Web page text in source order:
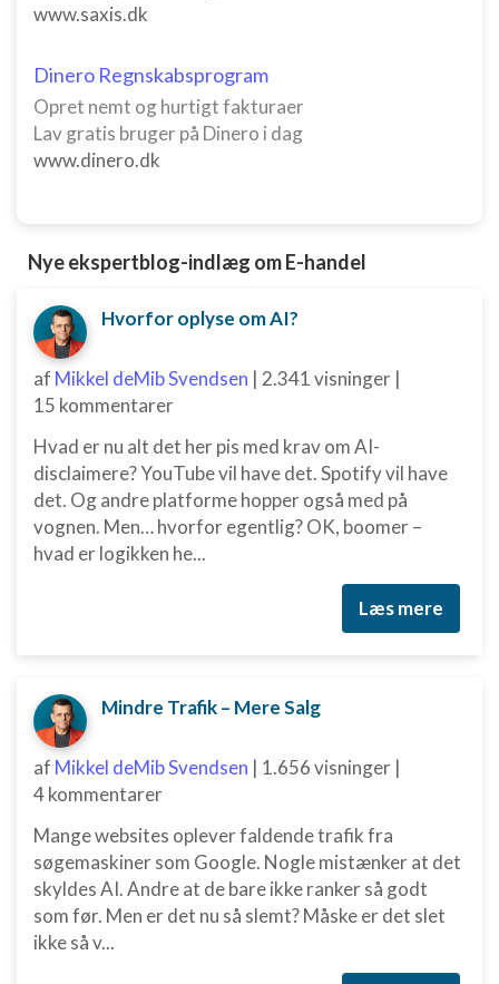
www.saxis.dk
Dinero Regnskabsprogram
Opret nemt og hurtigt fakturaer
Lav gratis bruger på Dinero i dag
www.dinero.dk
Nye ekspertblog-indlæg om E-handel
Hvorfor oplyse om AI?
af Mikkel deMib Svendsen | 2.341 visninger |
15 kommentarer
Hvad er nu alt det her pis med krav om AI-
disclaimere? YouTube vil have det. Spotify vil have
det. Og andre platforme hopper også med på
vognen. Men… hvorfor egentlig? OK, boomer –
hvad er logikken he...
Læs mere
Mindre Trafik – Mere Salg
af Mikkel deMib Svendsen | 1.656 visninger |
4 kommentarer
Mange websites oplever faldende trafik fra
søgemaskiner som Google. Nogle mistænker at det
skyldes AI. Andre at de bare ikke ranker så godt
som før. Men er det nu så slemt? Måske er det slet
ikke så v...